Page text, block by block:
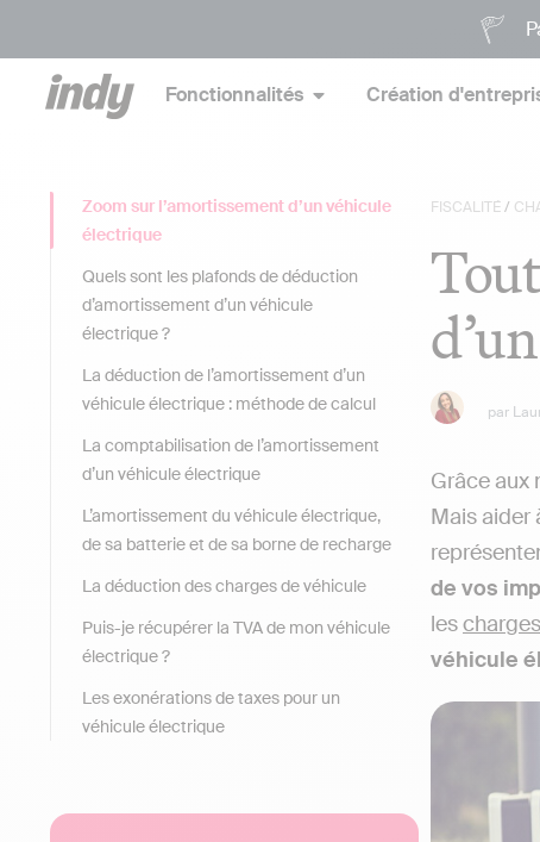
Fonctionnalités Création
FISCALITÉ/
par
Grâce aux
Mais aider
de vos
les
véhicule
Zoom sur l’amortissement d’un véhicule
électrique
Quels sont les plafonds de déduction
d’amortissement d’un véhicule
électrique ?
La déduction de l’amortissement d’un
véhicule électrique : méthode de calcul
La comptabilisation de l’amortissement
d’un véhicule électrique
L’amortissement du véhicule électrique,
de sa batterie et de sa borne de recharge
La déduction des charges de véhicule
Puis-je récupérer la TVA de mon véhicule
électrique ?
Les exonérations de taxes pour un
véhicule électrique